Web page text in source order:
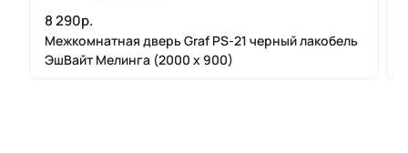
8 290р.
Межкомнатная дверь Graf PS-21 черный лакобель
ЭшВайт Мелинга (2000 х 900)